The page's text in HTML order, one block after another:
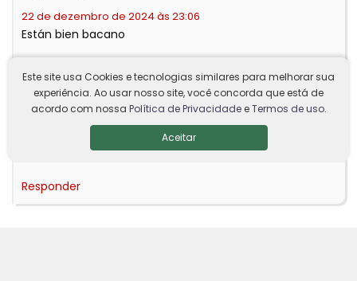
22 de dezembro de 2024 às 23:06
Están bien bacano
Junior kapiano disse:
18 de fevereiro de 2025 às 21:08
Solo verde 💚🌳🍏 solo sur
Responder
Este site usa Cookies e tecnologias similares para melhorar sua
experiência. Ao usar nosso site, você concorda que está de
acordo com nossa Política de PrivacidadeeTermos de uso.
Aceitar